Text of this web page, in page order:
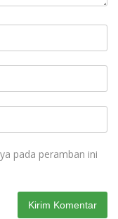
pada peramban ini